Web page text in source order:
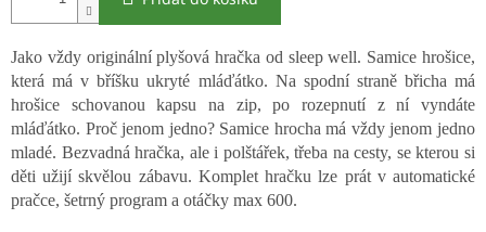
Jako vždy originální plyšová hračka od sleep well. Samice hrošice,
která má v bříšku ukryté mláďátko. Na spodní straně břicha má
hrošice schovanou kapsu na zip, po rozepnutí z ní vyndáte
mláďátko. Proč jenom jedno? Samice hrocha má vždy jenom jedno
mladé. Bezvadná hračka, ale i polštářek, třeba na cesty, se kterou si
děti užijí skvělou zábavu. Komplet hračku lze prát v automatické
pračce, šetrný program a otáčky max 600.